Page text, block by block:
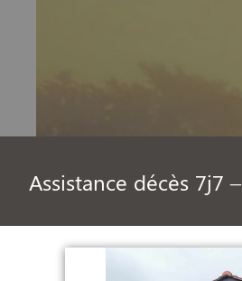
Assistance décès 7j7